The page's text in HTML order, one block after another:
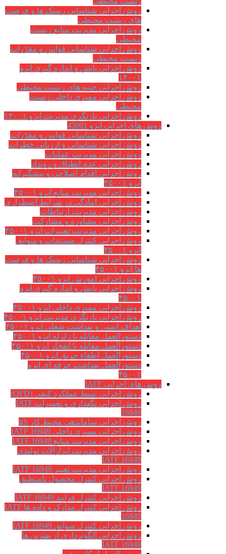
روش اجرایی شناسایی ریسک ها و فرصت
های زیست محیطی
روش اجرایی مدیریت منابع زیست
محیطی
روش اجرایی شناسایی قوانین و مقرّرات
زیست محیطی
روش اجرایی پایش و اندازه گیری ایزو
۱۴۰۰۱
روش اجرایی جنبه های زیست محیطی
روش اجرایی ممیزی داخلی زیست
محیطی
روش اجرایی بازنگری مدیریت ایزو ۱۴۰۰۱
روش های اجرایی ایزو 45001
روش اجرایی شناسایی قوانین و مقرّرات
روش اجرایی شناسایی و ارزیابی خطرات
روش اجرایی مدیریت عملیات
روش اجرایی عدم انطباق و رویداد
روش اجرایی اقدام اصلاحی و پیشگیرانه
ایزو ۴۵۰۰۱
روش اجرایی مدیریت منابع ایزو ۴۵۰۰۱
روش اجرایی آمادگی در شرایط اضطراری
روش اجرایی مدیریت ارتباطات
روش اجرایی مشاوره و مشارکت
روش اجرایی مدیریت تغییرات ایزو ۴۵۰۰۱
روش اجرایی کنترل مستندات و سوابق
ایزو ۴۵۰۰۱
روش اجرایی شناسایی ریسک ها و فرصت
ها ایزو ۴۵۰۰۱
روش اجرایی آموزش ایزو ۴۵۰۰۱
روش اجرایی پایش و اندازه گیری ایزو
۴۵۰۰۱
روش اجرایی ممیزی داخلی ایزو ۴۵۰۰۱
روش اجرایی بازنگری مدیریت ایزو ۴۵۰۰۱
اهداف ایمنی و بهداشت شغلی ایزو ۴۵۰۰۱
دستورالعمل مقابله با زلزله ایزو ۴۵۰۰۱
دستورالعمل مقابله با انفجار ایزو ۴۵۰۰۱
دستورالعمل اطفاء حریق ایزو ۴۵۰۰۱
دستورالعمل بهداشت حرفه ای ایزو
۴۵۰۰۱
روش های اجرایی IATF
روش اجرایی بسط عملکرد کیفی (QFD)
روش اجرایی نگهداری و تعمیرات IATF
16949
روش اجرایی ساماندهی محیط کار ۵S
روش اجرایی ممیزی داخلی IATF 16949
روش اجرایی مدیریت منابع IATF 16949
روش اجرایی مديريت ابزارآلات توليدي
IATF 16949
روش اجرایی مدیریت تغییر IATF 16949
روش اجرایی کنترل محصول نامنطبق
IATF 16949
روش اجرایی کنترل فرایند IATF 16949
روش اجرایی کنترل مدارک و داده ها IATF
16949
روش اجرایی کنترل سوابق IATF 16949
روش اجرايي الگوبرداري از بهترين ها
IATF 16949